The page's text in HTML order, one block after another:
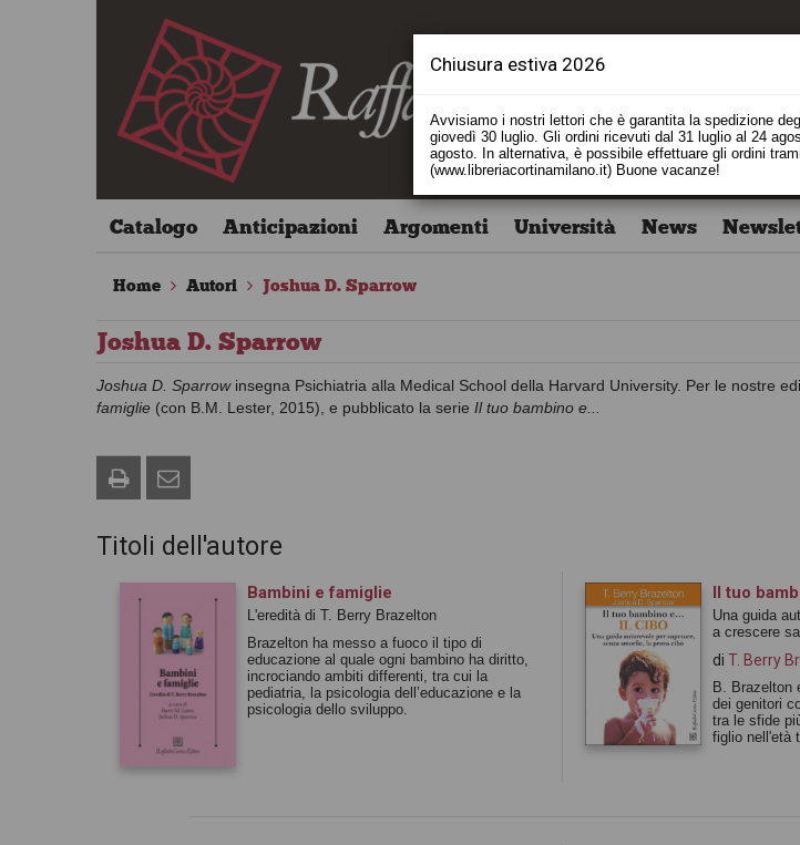
Catalogo Anticipazioni Argomenti Università News
Home Autori Joshua D. Sparrow
Joshua D. Sparrow
Joshua D. Sparrowinsegna Psichiatria alla Medical School della Harvard University. Per le nostre
famiglie (con B.M. Lester, 2015), e pubblicato la serie Il tuo bambino e...
Titoli dell'autore
Bambini e famiglie
L'eredità di T. Berry Brazelton
Brazelton ha messo a fuoco il tipo di
educazione al quale ogni bambino ha diritto,
incrociando ambiti differenti, tra cui la
pediatria, la psicologia dell’educazione e la
psicologia dello sviluppo.
Il tuo
Una guida
a crescere
di T. Berry
B. Brazelton
dei genitori
tra le sfide
figlio nell'età
Chiusura estiva 2026
Avvisiamo i nostri lettori che è garantita la spedizione
giovedì 30 luglio. Gli ordini ricevuti dal 31 luglio al 24
agosto. In alternativa, è possibile effettuare gli ordini
(www.libreriacortinamilano.it) Buone vacanze!